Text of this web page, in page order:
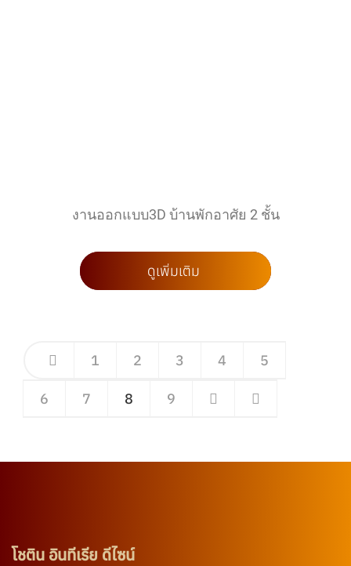
งานออกแบบ3D บ้านพักอาศัย 2 ชั้น
ดูเพิ่มเติม
1 2 3 4 5
6 7 8 9
โชติน อินทีเรีย ดีไซน์